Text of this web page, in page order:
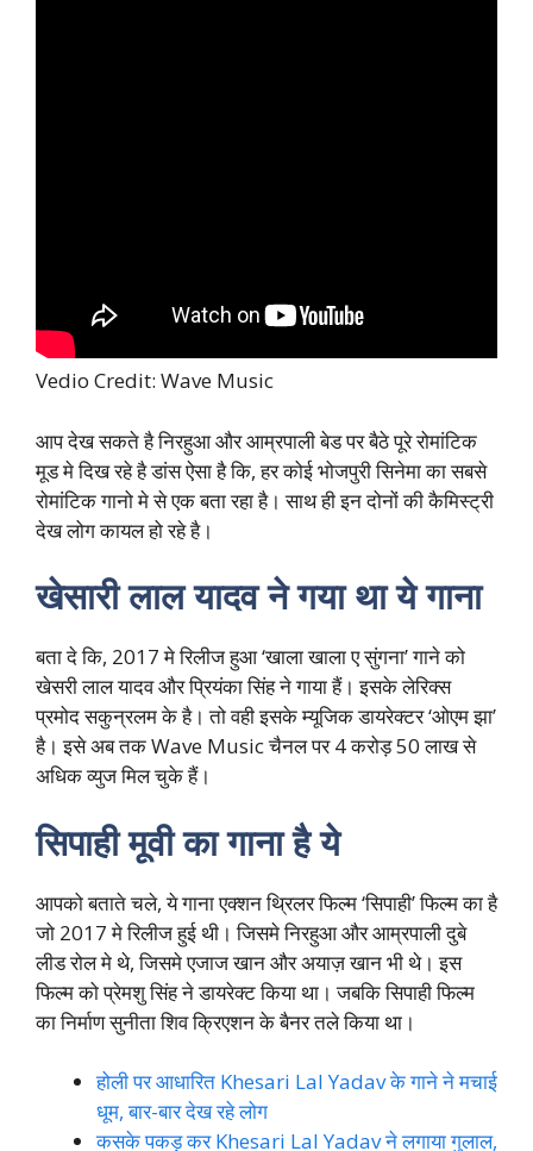
Vedio Credit: Wave Music
आप देख सकते है निरहुआ और आम्रपाली बेड पर बैठे पूरे रोमांटिक
मूड मे दिख रहे है डांस ऐसा है कि, हर कोई भोजपुरी सिनेमा का सबसे
रोमांटिक गानो मे से एक बता रहा है। साथ ही इन दोनों की कैमिस्ट्री
देख लोग कायल हो रहे है।
खेसारी लाल यादव ने गया था ये गाना
बता दे कि, 2017 मे रिलीज हुआ ‘खाला खाला ए सुंगना’ गाने को
खेसरी लाल यादव और प्रियंका सिंह ने गाया हैं। इसके लेरिक्स
प्रमोद सकुन्रलम के है। तो वही इसके म्यूजिक डायरेक्टर ‘ओएम झा’
है। इसे अब तक Wave Music चैनल पर 4 करोड़ 50 लाख से
अधिक व्युज मिल चुके हैं।
सिपाही मूवी का गाना है ये
आपको बताते चले, ये गाना एक्शन थ्रिलर फिल्म ‘सिपाही’ फिल्म का है
जो 2017 मे रिलीज हुई थी। जिसमे निरहुआ और आम्रपाली दुबे
लीड रोल मे थे, जिसमे एजाज खान और अयाज़ खान भी थे। इस
फिल्म को प्रेमशु सिंह ने डायरेक्ट किया था। जबकि सिपाही फिल्म
का निर्माण सुनीता शिव क्रिएशन के बैनर तले किया था।
होली पर आधारित Khesari Lal Yadav के गाने ने मचाई
धूम, बार-बार देख रहे लोग
कसके पकड़ कर Khesari Lal Yadav ने लगाया गुलाल,